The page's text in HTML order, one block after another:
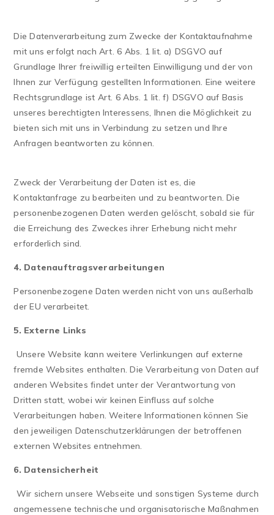
Die Datenverarbeitung zum Zwecke der Kontaktaufnahme
mit uns erfolgt nach Art. 6 Abs. 1 lit. a) DSGVO auf
Grundlage Ihrer freiwillig erteilten Einwilligung und der von
Ihnen zur Verfügung gestellten Informationen. Eine weitere
Rechtsgrundlage ist Art. 6 Abs. 1 lit. f) DSGVO auf Basis
unseres berechtigten Interessens, Ihnen die Möglichkeit zu
bieten sich mit uns in Verbindung zu setzen und Ihre
Anfragen beantworten zu können.
Zweck der Verarbeitung der Daten ist es, die
Kontaktanfrage zu bearbeiten und zu beantworten. Die
personenbezogenen Daten werden gelöscht, sobald sie für
die Erreichung des Zweckes ihrer Erhebung nicht mehr
erforderlich sind.
4. Datenauftragsverarbeitungen
Personenbezogene Daten werden nicht von uns außerhalb
der EU verarbeitet.
5. Externe Links
Unsere Website kann weitere Verlinkungen auf externe
fremde Websites enthalten. Die Verarbeitung von Daten auf
anderen Websites findet unter der Verantwortung von
Dritten statt, wobei wir keinen Einfluss auf solche
Verarbeitungen haben. Weitere Informationen können Sie
den jeweiligen Datenschutzerklärungen der betroffenen
externen Websites entnehmen.
6. Datensicherheit
Wir sichern unsere Webseite und sonstigen Systeme durch
angemessene technische und organisatorische Maßnahmen